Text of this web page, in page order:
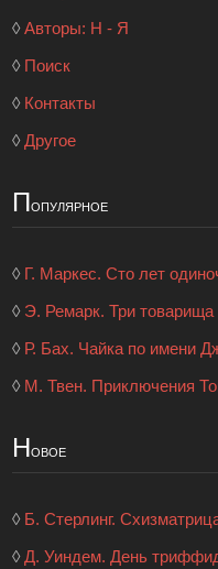
◊Авторы: Н - Я
◊ Поиск
◊ Контакты
◊Другое
Популярное
◊ Г. Маркес. Сто лет
◊ Э. Ремарк. Три товарища
◊ Р. Бах. Чайка по имени
◊ М. Твен. Приключения
Новое
◊ Б. Стерлинг.
◊Д. Уиндем. День